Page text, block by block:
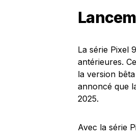
La série Pixel
antérieures.
la version
annoncé que
2025.
Avec la série